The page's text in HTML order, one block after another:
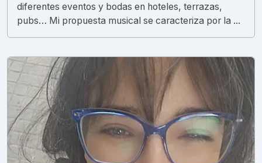
diferentes eventos y bodas en hoteles, terrazas,
pubs… Mi propuesta musical se caracteriza por la ...